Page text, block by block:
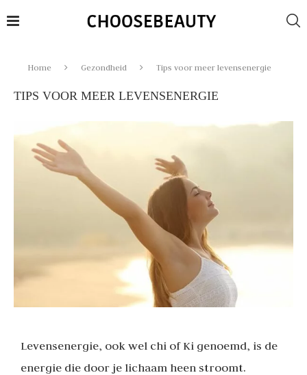
Home Gezondheid Tips voor meer levensenergie
TIPS VOOR MEER LEVENSENERGIE
Levensenergie, ook wel chi of Ki genoemd, is de
energie die door je lichaam heen stroomt.